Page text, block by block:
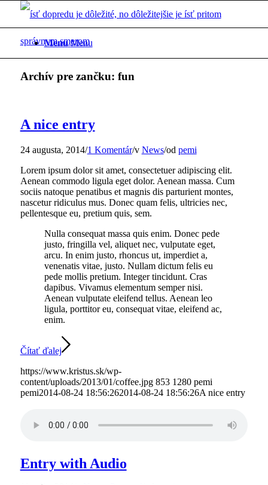
Menu Menu
Archív pre zančku: fun
A nice entry
24 augusta, 2014/1 Komentár/v News/od pemi
Lorem ipsum dolor sit amet, consectetuer adipiscing elit.
Aenean commodo ligula eget dolor. Aenean massa. Cum
sociis natoque penatibus et magnis dis parturient montes,
nascetur ridiculus mus. Donec quam felis, ultricies nec,
pellentesque eu, pretium quis, sem.
Nulla consequat massa quis enim. Donec pede
justo, fringilla vel, aliquet nec, vulputate eget,
arcu. In enim justo, rhoncus ut, imperdiet a,
venenatis vitae, justo. Nullam dictum felis eu
pede mollis pretium. Integer tincidunt. Cras
dapibus. Vivamus elementum semper nisi.
Aenean vulputate eleifend tellus. Aenean leo
ligula, porttitor eu, consequat vitae, eleifend ac,
enim.
Čítať ďalej
https://www.kristus.sk/wp-
content/uploads/2013/01/coffee.jpg 853 1280 pemi
pemi2014-08-24 18:56:262014-08-24 18:56:26A nice entry
Entry with Audio